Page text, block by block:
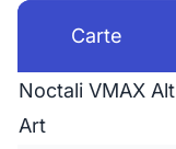
Carte
Noctali VMAX Alt
Art